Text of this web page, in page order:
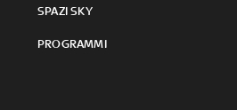
SPAZI SKY
PROGRAMMI